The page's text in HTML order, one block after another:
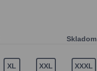
Skladom
XL XXL XXXL